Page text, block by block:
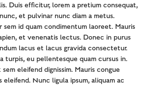
Duis efficitur, lorem a pretium consequat,
et pulvinar nunc diam a metus.
id quam condimentum laoreet. Mauris
et venenatis lectus. Donec in purus
lacus et lacus gravida consectetur.
turpis, eu pellentesque quam cursus in.
eleifend dignissim. Mauris congue
eleifend. Nunc ligula ipsum, aliquam ac